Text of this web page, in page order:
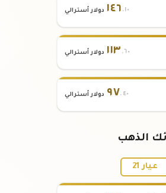
١٤٦ .١٠ دولار أسترالي
١١٣ .٦٠ دولار أسترالي
٩٧.٤٠ دولار أسترالي
الذهب
عيار 21